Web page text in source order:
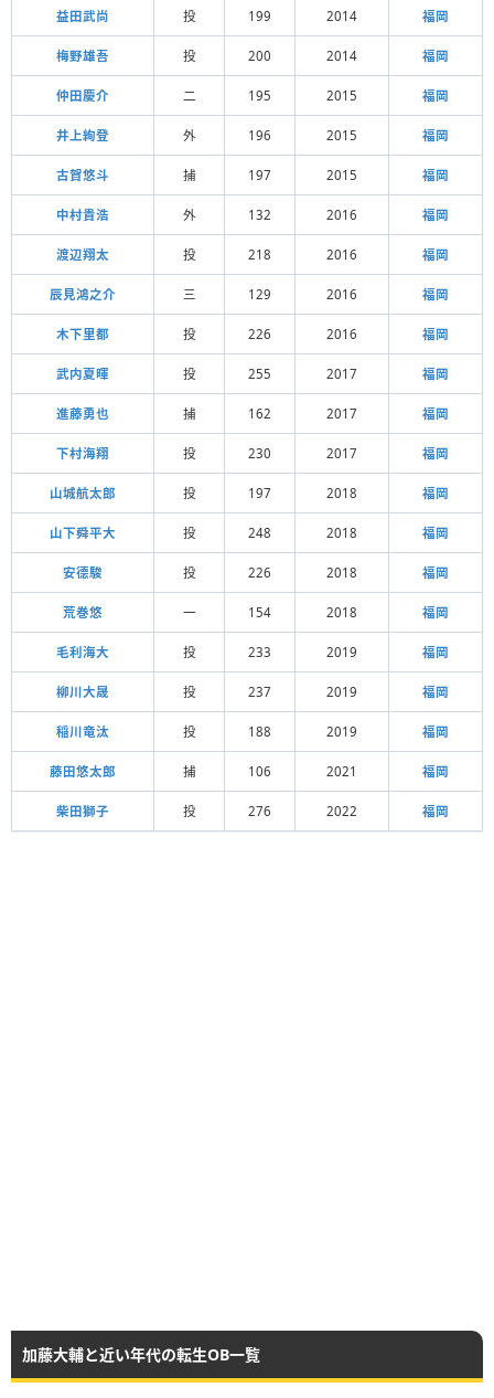
益田武尚 投 199 2014 福岡
梅野雄吾 投 200 2014 福岡
仲田慶介 二 195 2015 福岡
井上絢登 外 196 2015 福岡
古賀悠斗 捕 197 2015 福岡
中村貴浩 外 132 2016 福岡
渡辺翔太 投 218 2016 福岡
辰見鴻之介 三 129 2016 福岡
木下里都 投 226 2016 福岡
武内夏暉 投 255 2017 福岡
進藤勇也 捕 162 2017 福岡
下村海翔 投 230 2017 福岡
山城航太郎 投 197 2018 福岡
山下舜平大 投 248 2018 福岡
安德駿 投 226 2018 福岡
荒巻悠 一 154 2018 福岡
毛利海大 投 233 2019 福岡
柳川大晟 投 237 2019 福岡
稲川竜汰 投 188 2019 福岡
藤田悠太郎 捕 106 2021 福岡
柴田獅子 投 276 2022 福岡
加藤大輔と近い年代の転生OB一覧